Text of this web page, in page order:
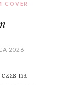
COVER
2026
czas na